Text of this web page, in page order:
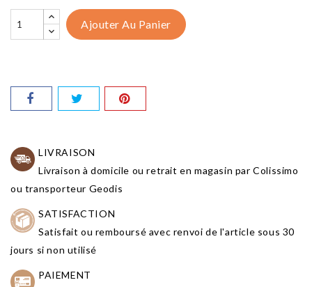
Ajouter Au Panier
LIVRAISON
Livraison à domicile ou retrait en magasin par Colissimo
ou transporteur Geodis
SATISFACTION
Satisfait ou remboursé avec renvoi de l'article sous 30
jours si non utilisé
PAIEMENT